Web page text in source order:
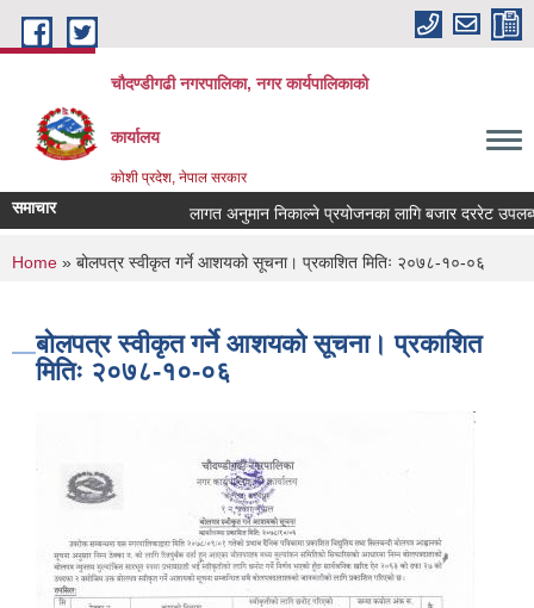
Skip to main content
चौदण्डीगढी नगरपालिका, नगर कार्यपालिकाको
कार्यालय
कोशी प्रदेश, नेपाल सरकार
समाचार लागत अनुमान निकाल्ने प्रयोजनका लागि बजार दररेट उपलब्ध
खोपकर्ता (भ्याक्सिनेटर) आवश्यकता सम्वन्धी सूचना।
You are here
Home » बोलपत्र स्वीकृत गर्ने आशयको सूचना। प्रकाशित मितिः २०७८-१०-०६
बोलपत्र स्वीकृत गर्ने आशयको सूचना। प्रकाशित
मितिः २०७८-१०-०६